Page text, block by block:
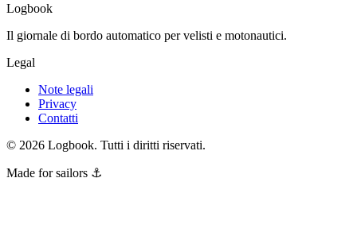
Logbook
Il giornale di bordo automatico per velisti e motonautici.
Legal
Note legali
Privacy
Contatti
© 2026 Logbook. Tutti i diritti riservati.
Made for sailors ⚓